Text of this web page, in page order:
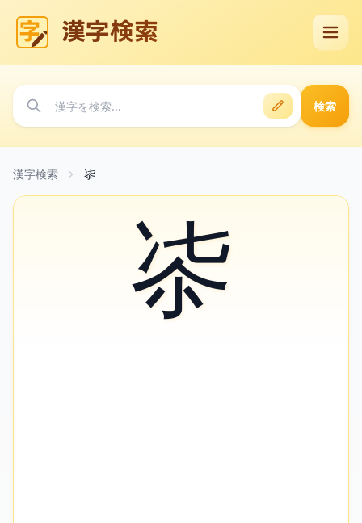
漢字検索
検索
漢字検索 㓒
㓒